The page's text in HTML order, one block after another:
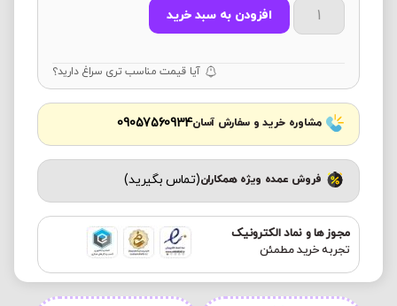
افزودن به سبد خرید
آیا قیمت مناسب تری سراغ دارید؟
مشاوره خرید و سفارش آسان09057560934
فروش عمده ویژه همکاران(تماس بگیرید)
مجوز ها و نماد الکترونیک
تجربه خرید مطمئن